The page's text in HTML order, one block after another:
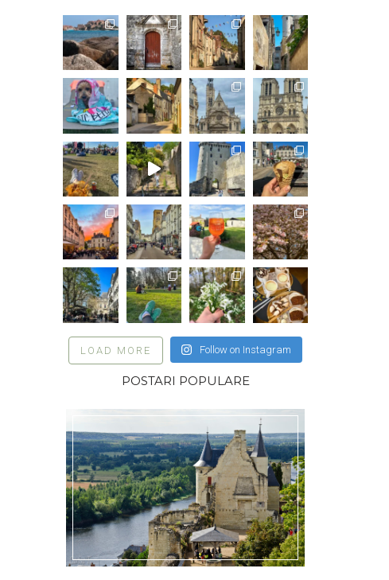
LOAD MORE Follow on Instagram
POSTARI POPULARE